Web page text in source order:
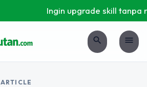
Ingin upgrade skill tanpa
search menu
ARTICLE